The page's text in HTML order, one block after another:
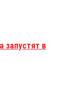
запустят в